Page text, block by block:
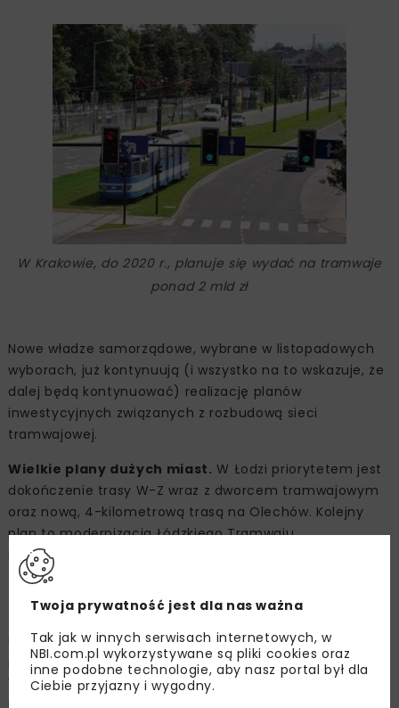
W Krakowie, do 2020 r., planuje się wydać na tramwaje
ponad 2 mld zł
Nowe władze samorządowe, wybrane w listopadowych
wyborach, już kontynuują (i wszystko na to wskazuje, że
dalej będą kontynuować) realizację planów
inwestycyjnych związanych z rozbudową sieci
tramwajowej.
Wielkie plany dużych miast. W Łodzi priorytetem jest
dokończenie trasy W-Z wraz z dworcem tramwajowym
oraz nową, 4-kilometrową trasą na Olechów. Kolejny
plan to modernizacja Łódzkiego Tramwaju
Metropolitalnego, która pochłonie blisko 650 mln zł. W
tym roku miasto odbierze 22 nowe składy tramwajowe
oraz ogłosi przetarg na zakup 45 kolejnych. W Gdańsku
za ponad 1 mld zł powstaną nowe linie tramwajowe z
nowoczesnym taborem, które lepiej skomunikują osiedla
południowe z pozostałą częścią miasta. Nawet w
Warszawie, gdzie priorytetem wizerunkowym jest
Twoja prywatność jest dla nas ważna
Tak jak w innych serwisach internetowych, w
NBI.com.pl wykorzystywane są pliki cookies oraz
inne podobne technologie, aby nasz portal był dla
Ciebie przyjazny i wygodny.